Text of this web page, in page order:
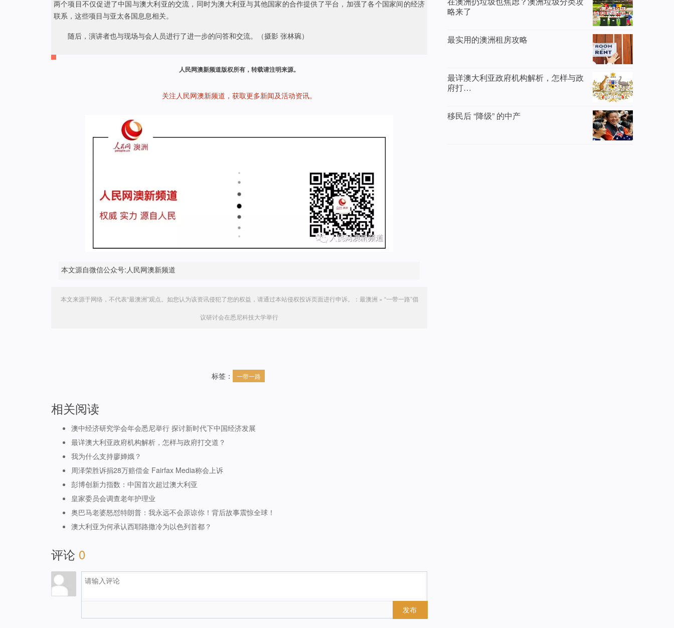
两个项目不仅促进了中国与澳大利亚的交流，同时为澳大利亚与其他国家的合作提供了平台，加强了各个国家间的经济
联系，这些项目与亚太各国息息相关。
随后，演讲者也与现场与会人员进行了进一步的问答和交流。（摄影 张林琬）
人民网澳新频道版权所有，转载请注明来源。
关注人民网澳新频道，获取更多新闻及活动资讯。
本文源自微信公众号:人民网澳新频道
本文来源于网络，不代表“最澳洲”观点。如您认为该资讯侵犯了您的权益，请通过本站侵权投诉页面进行申诉。： 最澳洲 » “一带一路”倡
议研讨会在悉尼科技大学举行
标签： 一带一路
相关阅读
澳中经济研究学会年会悉尼举行 探讨新时代下中国经济发展
最详澳大利亚政府机构解析，怎样与政府打交道？
我为什么支持廖婵娥？
周泽荣胜诉捐28万赔偿金 Fairfax Media称会上诉
彭博创新力指数：中国首次超过澳大利亚
皇家委员会调查老年护理业
奥巴马老婆怒怼特朗普：我永远不会原谅你！背后故事震惊全球！
澳大利亚为何承认西耶路撒冷为以色列首都？
评论 0
发布
略来了
最实用的澳洲租房攻略
最详澳大利亚政府机构解析，怎样与政
府打…
移民后 “降级” 的中产